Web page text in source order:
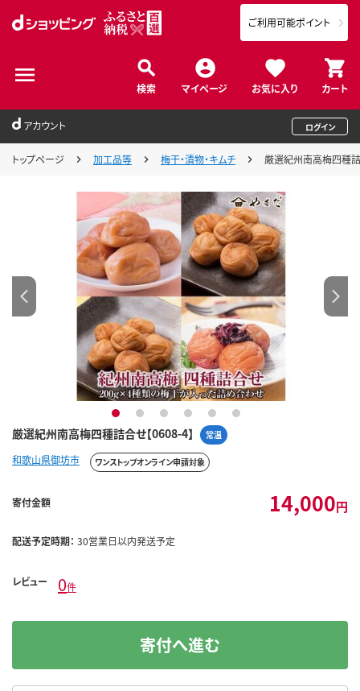
検索 マイページ お気に入り カート
ご利用可能ポイント
アカウント ログイン
トップページ 加工品等 梅干・漬物・キムチ 厳選紀州南高梅四種詰
厳選紀州南高梅四種詰合せ【0608-4】 常温
1 2 3 4 5 6
和歌山県御坊市 ワンストップオンライン申請対象
寄付金額 14,000円
配送予定時期： 30営業日以内発送予定
レビュー 0件
寄付へ進む